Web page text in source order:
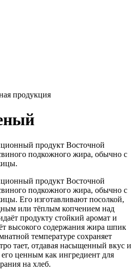
продукция
продукт Восточной
подкожного жира, обычно с
продукт Восточной
подкожного жира, обычно с
Его изготавливают посолкой,
или тёплым копчением над
продукту стойкий аромат и
высокого содержания жира шпик
температуре сохраняет
тает, отдавая насыщенный вкус и
ценным как ингредиент для
на хлеб.